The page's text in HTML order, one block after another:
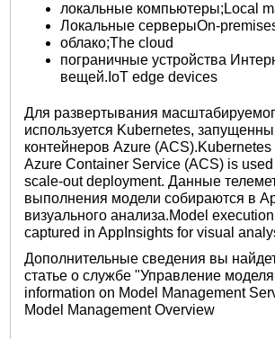
локальные компьютеры;Local
Локальные серверыOn-
облако;The cloud
пограничные устройства
вещей.IoT edge devices
Для развертывания
используется Kubernetes,
контейнеров Azure
Azure Container Service (ACS) is used
scale-out deployment. Данные
выполнения модели собираются в
визуального анализа.Model
captured in AppInsights for visual
Дополнительные сведения вы
статье о службе "Управление
information on Model Management
Model Management Overview